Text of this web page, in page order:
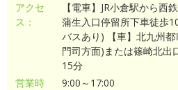
アクセ
ス：
【電車】JR小倉駅から西
蒲生入口停留所下車徒歩
バスあり) 【車】北九州都
門司方面)または篠崎北出
15分
営業時
9:00～17:00